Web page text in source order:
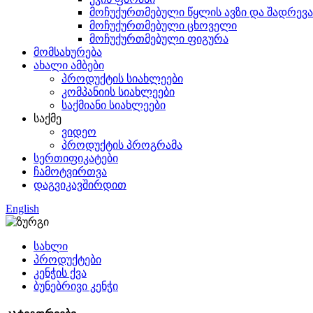
მოჩუქურთმებული წყლის ავზი და
მოჩუქურთმებული ცხოველი
მოჩუქურთმებული ფიგურა
მომსახურება
ახალი ამბები
პროდუქტის სიახლეები
კომპანიის სიახლეები
საქმიანი სიახლეები
საქმე
ვიდეო
პროდუქტის პროგრამა
სერთიფიკატები
ჩამოტვირთვა
დაგვიკავშირდით
English
სახლი
პროდუქტები
კენჭის ქვა
ბუნებრივი კენჭი